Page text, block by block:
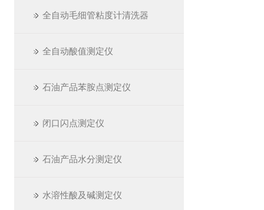
全自动毛细管粘度计清洗器
全自动酸值测定仪
石油产品苯胺点测定仪
闭口闪点测定仪
石油产品水分测定仪
水溶性酸及碱测定仪